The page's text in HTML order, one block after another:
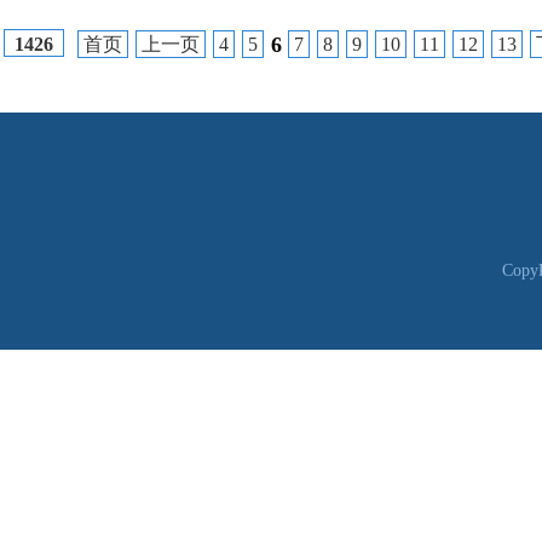
1426 首页 上一页 4 5 6 7 8 9 10 11 12 13